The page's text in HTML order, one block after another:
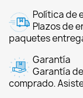
Política de
Plazos de
paquetes
Garantía
Garantía
comprado.